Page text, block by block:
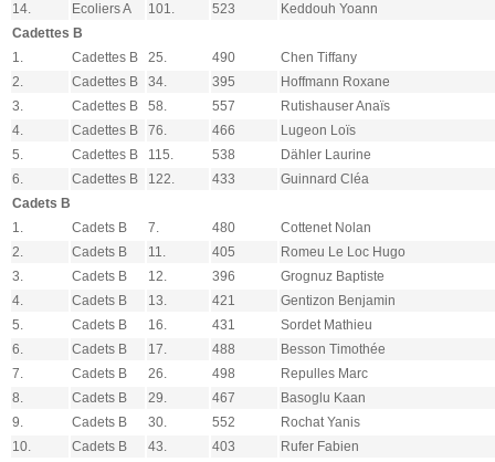
14.
Ecoliers A 101. 523
Keddouh Yoann
Cadettes B
1.
Cadettes B 25. 490
Chen Tiffany
2.
Cadettes B 34. 395
Hoffmann Roxane
3.
Cadettes B 58. 557
Rutishauser Anaïs
4.
Cadettes B 76. 466
Lugeon Loïs
5.
Cadettes B 115. 538
Dähler Laurine
6.
Cadettes B 122. 433
Guinnard Cléa
Cadets B
1.
Cadets B 7. 480
Cottenet Nolan
2.
Cadets B 11. 405
Romeu Le Loc Hugo
3.
Cadets B 12. 396
Grognuz Baptiste
4.
Cadets B 13. 421
Gentizon Benjamin
5.
Cadets B 16. 431
Sordet Mathieu
6.
Cadets B 17. 488
Besson Timothée
7.
Cadets B 26. 498
Repulles Marc
8.
Cadets B 29. 467
Basoglu Kaan
9.
Cadets B 30. 552
Rochat Yanis
10.
Cadets B 43. 403
Rufer Fabien